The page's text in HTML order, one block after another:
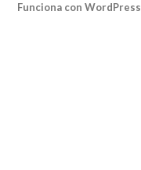
Funciona con WordPress